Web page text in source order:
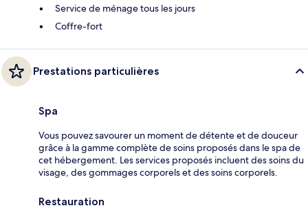
Service de ménage tous les jours
Coffre-fort
Prestations particulières
Spa
Vous pouvez savourer un moment de détente et de douceur
grâce à la gamme complète de soins proposés dans le spa de
cet hébergement. Les services proposés incluent des soins du
visage, des gommages corporels et des soins corporels.
Restauration